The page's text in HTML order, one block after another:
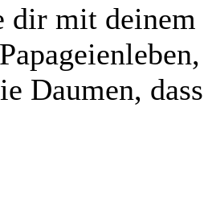
dir mit
Daumen,